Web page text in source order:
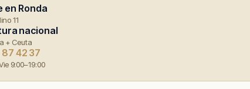
en Ronda
11
nacional
+ Ceuta
42 37
9:00–19:00